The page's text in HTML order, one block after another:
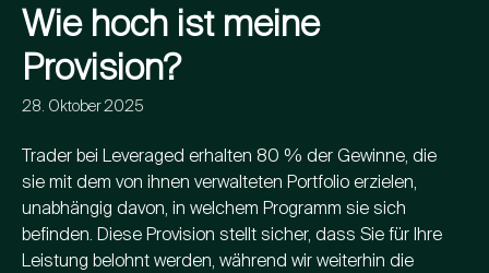
Wie hoch ist meine
Provision?
28. Oktober 2025
Trader bei Leveraged erhalten 80 % der Gewinne, die
sie mit dem von ihnen verwalteten Portfolio erzielen,
unabhängig davon, in welchem Programm sie sich
befinden. Diese Provision stellt sicher, dass Sie für Ihre
Leistung belohnt werden, während wir weiterhin die